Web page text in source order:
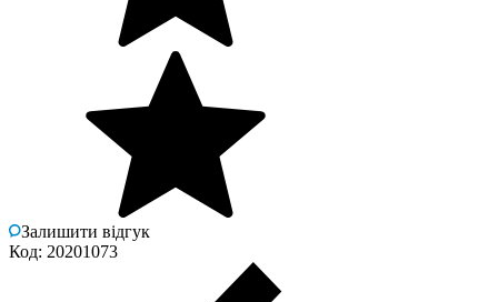
Залишити відгук
Код: 20201073